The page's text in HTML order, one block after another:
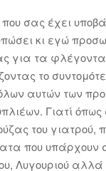
σας έχει
κι εγώ
για τα
το
αυτών των
Γιατί
του γιατρού,
που υπάρχουν
Λυγουριού